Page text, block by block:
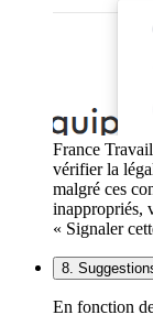
France
vérifier la
malgré ces
inappropriés,
« Signaler
8.
En fonction